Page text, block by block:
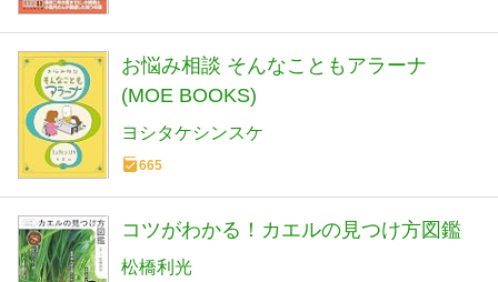
お悩み相談 そんなこともアラーナ
(MOE BOOKS)
ヨシタケシンスケ
665
コツがわかる！カエルの見つけ方図鑑
松橋利光